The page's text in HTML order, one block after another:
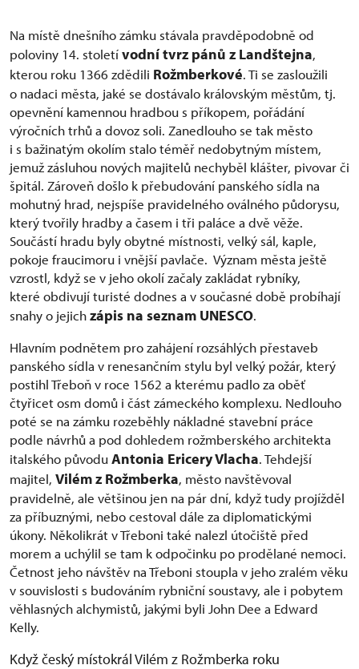
Na místě dnešního zámku stávala pravděpodobně od
poloviny 14. stoletívodní tvrz pánů z Landštejna,
kterou roku 1366 zdědili Rožmberkové. Ti se zasloužili
o nadaci města, jaké se dostávalo královským městům, tj.
opevnění kamennou hradbou s příkopem, pořádání
výročních trhů a dovoz soli. Zanedlouho se tak město
i s bažinatým okolím stalo téměř nedobytným místem,
jemuž zásluhou nových majitelů nechyběl klášter, pivovar či
špitál. Zároveň došlo k přebudování panského sídla na
mohutný hrad, nejspíše pravidelného oválného půdorysu,
který tvořily hradby a časem i tři paláce a dvě věže.
Součástí hradu byly obytné místnosti, velký sál, kaple,
pokoje fraucimoru i vnější pavlače. Význam města ještě
vzrostl, když se v jeho okolí začaly zakládat rybníky,
které obdivují turisté dodnes a v současné době probíhají
snahy o jejichzápis na seznam UNESCO.
Hlavním podnětem pro zahájení rozsáhlých přestaveb
panského sídla v renesančním stylu byl velký požár, který
postihl Třeboň v roce 1562 a kterému padlo za oběť
čtyřicet osm domů i část zámeckého komplexu. Nedlouho
poté se na zámku rozeběhly nákladné stavební práce
podle návrhů a pod dohledem rožmberského architekta
italského původuAntonia Ericery Vlacha. Tehdejší
majitel, Vilém z Rožmberka, město navštěvoval
pravidelně, ale většinou jen na pár dní, když tudy projížděl
za příbuznými, nebo cestoval dále za diplomatickými
úkony. Několikrát v Třeboni také nalezl útočiště před
morem a uchýlil se tam k odpočinku po prodělané nemoci.
Četnost jeho návštěv na Třeboni stoupla v jeho zralém věku
v souvislosti s budováním rybniční soustavy, ale i pobytem
věhlasných alchymistů, jakými byli John Dee a Edward
Kelly.
Když český místokrál Vilém z Rožmberka roku